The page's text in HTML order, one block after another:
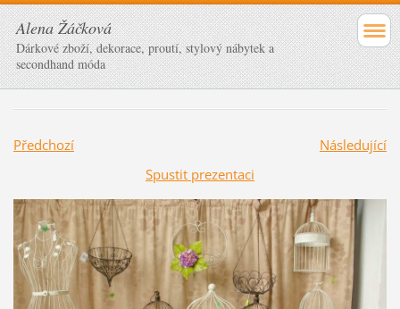
Alena Žáčková
Dárkové zboží, dekorace, proutí, stylový nábytek a
secondhand móda
Předchozí
Následující
Spustit prezentaci